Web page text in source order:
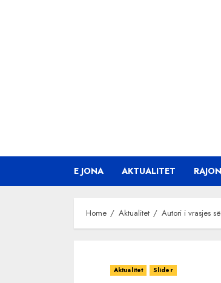
E JONA AKTUALITET RAJON
Home Aktualitet Autori i vrasjes
Aktualitet Slider